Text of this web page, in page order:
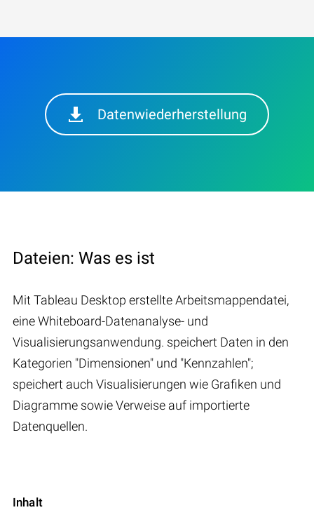
Datenwiederherstellung
Dateien: Was es ist
Mit Tableau Desktop erstellte Arbeitsmappendatei,
eine Whiteboard-Datenanalyse- und
Visualisierungsanwendung. speichert Daten in den
Kategorien "Dimensionen" und "Kennzahlen";
speichert auch Visualisierungen wie Grafiken und
Diagramme sowie Verweise auf importierte
Datenquellen.
Inhalt